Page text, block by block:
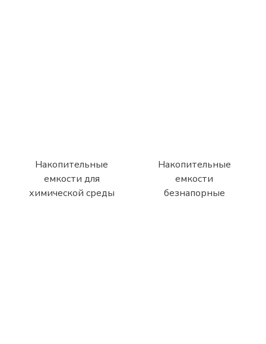
Накопительные
емкости для
химической среды
Накопительные
емкости
безнапорные